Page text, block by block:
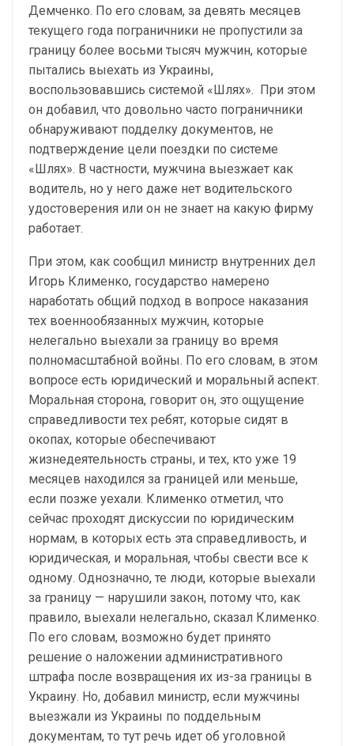
Демченко. По его словам, за девять месяцев
текущего года пограничники не пропустили за
границу более восьми тысяч мужчин, которые
пытались выехать из Украины,
воспользовавшись системой «Шлях». При этом
он добавил, что довольно часто пограничники
обнаруживают подделку документов, не
подтверждение цели поездки по системе
«Шлях». В частности, мужчина выезжает как
водитель, но у него даже нет водительского
удостоверения или он не знает на какую фирму
работает.
При этом, как сообщил министр внутренних дел
Игорь Клименко, государство намерено
наработать общий подход в вопросе наказания
тех военнообязанных мужчин, которые
нелегально выехали за границу во время
полномасштабной войны. По его словам, в этом
вопросе есть юридический и моральный аспект.
Моральная сторона, говорит он, это ощущение
справедливости тех ребят, которые сидят в
окопах, которые обеспечивают
жизнедеятельность страны, и тех, кто уже 19
месяцев находился за границей или меньше,
если позже уехали. Клименко отметил, что
сейчас проходят дискуссии по юридическим
нормам, в которых есть эта справедливость, и
юридическая, и моральная, чтобы свести все к
одному. Однозначно, те люди, которые выехали
за границу — нарушили закон, потому что, как
правило, выехали нелегально, сказал Клименко.
По его словам, возможно будет принято
решение о наложении административного
штрафа после возвращения их из-за границы в
Украину. Но, добавил министр, если мужчины
выезжали из Украины по поддельным
документам, то тут речь идет об уголовной